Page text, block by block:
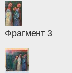
Фрагмент 3